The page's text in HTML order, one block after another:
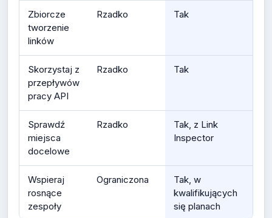
Zbiorcze
tworzenie
linków
Rzadko Tak
Skorzystaj z
przepływów
pracy API
Rzadko Tak
Sprawdź
miejsca
docelowe
Rzadko
Tak, z Link
Inspector
Wspieraj
rosnące
zespoły
Ograniczona
Tak, w
kwalifikujących
się planach